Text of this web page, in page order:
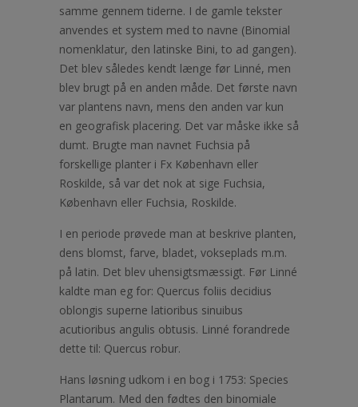
samme gennem tiderne. I de gamle tekster
anvendes et system med to navne (Binomial
nomenklatur, den latinske Bini, to ad gangen).
Det blev således kendt længe før Linné, men
blev brugt på en anden måde. Det første navn
var plantens navn, mens den anden var kun
en geografisk placering. Det var måske ikke så
dumt. Brugte man navnet Fuchsia på
forskellige planter i Fx København eller
Roskilde, så var det nok at sige Fuchsia,
København eller Fuchsia, Roskilde.
I en periode prøvede man at beskrive planten,
dens blomst, farve, bladet, vokseplads m.m.
på latin. Det blev uhensigtsmæssigt. Før Linné
kaldte man eg for: Quercus foliis decidius
oblongis superne latioribus sinuibus
acutioribus angulis obtusis. Linné forandrede
dette til: Quercus robur.
Hans løsning udkom i en bog i 1753: Species
Plantarum. Med den fødtes den binomiale